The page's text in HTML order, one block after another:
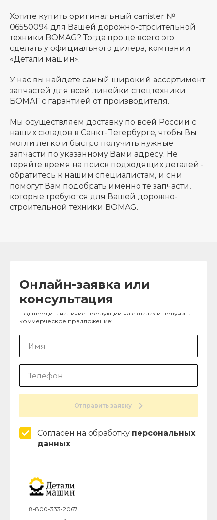
Хотите купить оригинальный canister №
06550094 для Вашей дорожно-строительной
техники BOMAG? Тогда проще всего это
сделать у официального дилера, компании
«Детали машин».
У нас вы найдете самый широкий ассортимент
запчастей для всей линейки спецтехники
БОМАГ с гарантией от производителя.
Мы осуществляем доставку по всей России с
наших складов в Санкт-Петербурге, чтобы Вы
могли легко и быстро получить нужные
запчасти по указанному Вами адресу. Не
теряйте время на поиск подходящих деталей -
обратитесь к нашим специалистам, и они
помогут Вам подобрать именно те запчасти,
которые требуются для Вашей дорожно-
строительной техники BOMAG.
Онлайн-заявка или
консультация
Подтвердить наличие продукции на складах и получить
коммерческое предложение:
Отправить заявку
Согласен на обработку персональных
данных
8-800-333-2067